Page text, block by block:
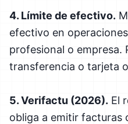
4. Límite de efectivo.
efectivo en
profesional o empresa.
transferencia o tarjeta
5. Verifactu (2026). El
obliga a emitir